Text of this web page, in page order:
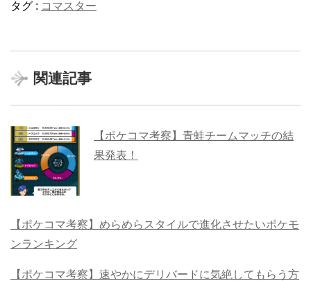
タグ : コマスター
関連記事
【ポケコマ考察】青蛙チームマッチの結
果発表！
【ポケコマ考察】めらめらスタイルで進化させたいポケモ
ンランキング
【ポケコマ考察】速やかにデリバードに気絶してもらう方